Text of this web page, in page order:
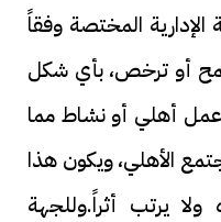
المختصة وفقاً
أو ترخص، بأي شكل
أهلي أو نشاط مما
الأهلي، ويكون هذا
يرتب أثراً.وللجهة